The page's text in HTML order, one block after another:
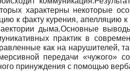
характерны некоторые
к факту курения, апелляцию
дыма.Основные
практик в
как на нарушителей,
передачи «чужого»
принуждения с помощью